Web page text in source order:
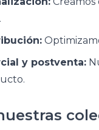
y postventa: